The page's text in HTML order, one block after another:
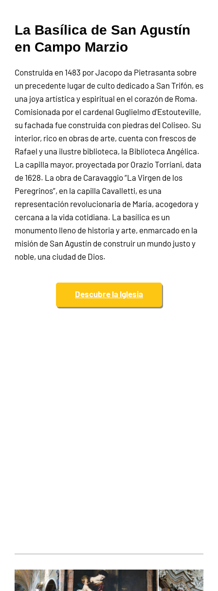
La Basílica de San Agustín
en Campo Marzio
Construida en 1483 por Jacopo da Pietrasanta sobre
un precedente lugar de culto dedicado a San Trifón, es
una joya artística y espiritual en el corazón de Roma.
Comisionada por el cardenal Guglielmo d'Estouteville,
su fachada fue construida con piedras del Coliseo. Su
interior, rico en obras de arte, cuenta con frescos de
Rafael y una ilustre biblioteca, la Biblioteca Angélica.
La capilla mayor, proyectada por Orazio Torriani, data
de 1628. La obra de Caravaggio “La Virgen de los
Peregrinos”, en la capilla Cavalletti, es una
representación revolucionaria de María, acogedora y
cercana a la vida cotidiana. La basílica es un
monumento lleno de historia y arte, enmarcado en la
misión de San Agustín de construir un mundo justo y
noble, una ciudad de Dios.
Descubre la Iglesia